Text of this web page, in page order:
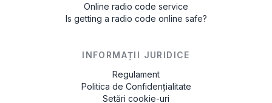
Online radio code service
Is getting a radio code online safe?
INFORMAȚII JURIDICE
Regulament
Politica de Confidențialitate
Setări cookie-uri